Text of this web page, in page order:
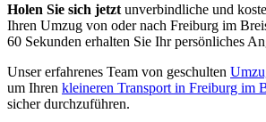
Holen Sie sich jetzt unverbindliche und
Ihren Umzug von oder nach Freiburg im
60 Sekunden erhalten Sie Ihr persönliches
Unser erfahrenes Team von geschulten
um Ihren kleineren Transport in Freiburg im
sicher durchzuführen.